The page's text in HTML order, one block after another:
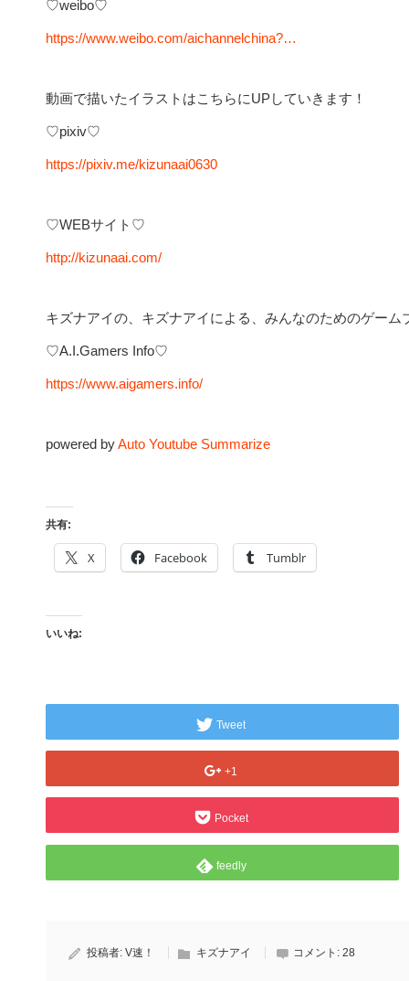
♡weibo♡
https://www.weibo.com/aichannelchina?…
動画で描いたイラストはこちらにUPしていきます！
♡pixiv♡
https://pixiv.me/kizunaai0630
♡WEBサイト♡
http://kizunaai.com/
キズナアイの、キズナアイによる、みんなのためのゲーム
♡A.I.Gamers Info♡
https://www.aigamers.info/
powered byAuto Youtube Summarize
共有:
X Facebook Tumblr
いいね:
Tweet
+1
Pocket
feedly
投稿者: V速！ キズナアイ コメント: 28